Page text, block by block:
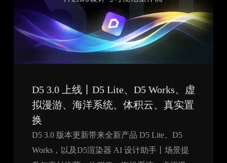
D5 3.0 上线丨D5 Lite、D5 Works、虚
拟漫游、海洋系统、体积云、真实置
换
D5 3.0 版本更新带来全新产品 D5 Lite、D5
Works，以及D5渲染器 AI 设计助手丨场景提